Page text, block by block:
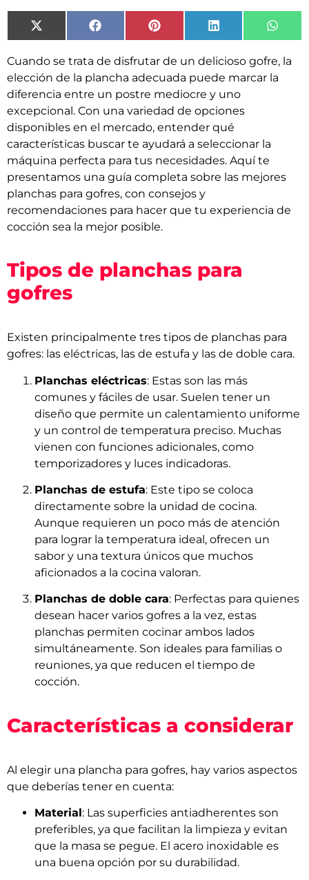
X
(Twitter)
Facebook Pinterest LinkedIn
Cuando se trata de disfrutar de un delicioso gofre, la
elección de la plancha adecuada puede marcar la
diferencia entre un postre mediocre y uno
excepcional. Con una variedad de opciones
disponibles en el mercado, entender qué
características buscar te ayudará a seleccionar la
máquina perfecta para tus necesidades. Aquí te
presentamos una guía completa sobre las mejores
planchas para gofres, con consejos y
recomendaciones para hacer que tu experiencia de
cocción sea la mejor posible.
Tipos de planchas para
gofres
Existen principalmente tres tipos de planchas para
gofres: las eléctricas, las de estufa y las de doble cara.
Planchas eléctricas: Estas son las más
comunes y fáciles de usar. Suelen tener un
diseño que permite un calentamiento uniforme
y un control de temperatura preciso. Muchas
vienen con funciones adicionales, como
temporizadores y luces indicadoras.
Planchas de estufa: Este tipo se coloca
directamente sobre la unidad de cocina.
Aunque requieren un poco más de atención
para lograr la temperatura ideal, ofrecen un
sabor y una textura únicos que muchos
aficionados a la cocina valoran.
Planchas de doble cara: Perfectas para quienes
desean hacer varios gofres a la vez, estas
planchas permiten cocinar ambos lados
simultáneamente. Son ideales para familias o
reuniones, ya que reducen el tiempo de
cocción.
Características a considerar
Al elegir una plancha para gofres, hay varios aspectos
que deberías tener en cuenta:
Material: Las superficies antiadherentes son
preferibles, ya que facilitan la limpieza y evitan
que la masa se pegue. El acero inoxidable es
una buena opción por su durabilidad.